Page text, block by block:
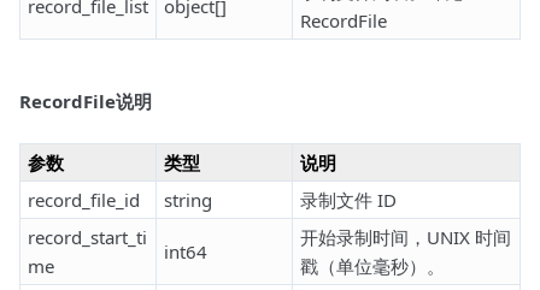
record_file_list object[]
RecordFile
RecordFile说明
参数 类型
说明
record_file_id
string
录制文件 ID
record_start_ti
me
int64
开始录制时间，UNIX 时间
戳（单位毫秒）。